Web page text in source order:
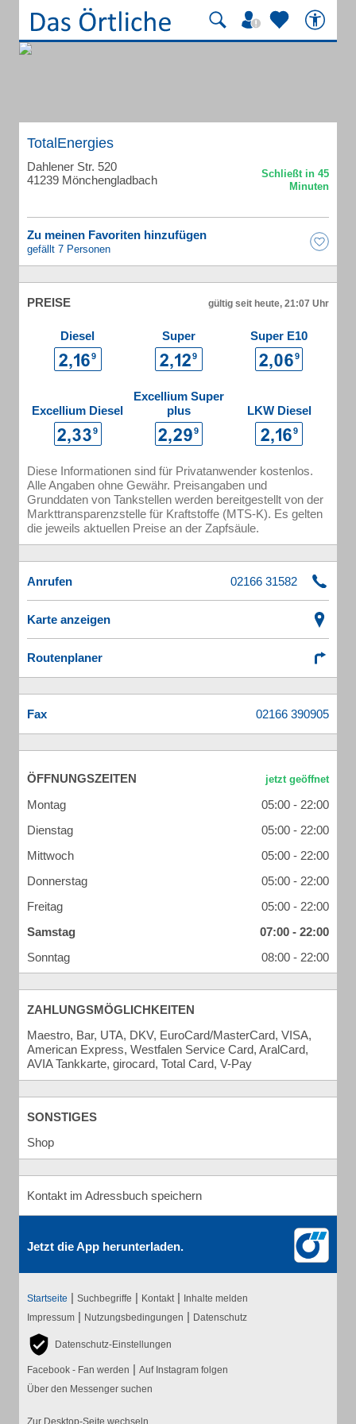
TotalEnergies
Dahlener Str. 520
41239 Mönchengladbach
Zu meinen Favoriten hinzufügen
gefällt 7 Personen
PREISE gültig seit heute, 21:07 Uhr
Diesel Super Super E10
Excellium Diesel
Excellium Super
plus
LKW Diesel
Diese Informationen sind für Privatanwender kostenlos.
Alle Angaben ohne Gewähr. Preisangaben und
Grunddaten von Tankstellen werden bereitgestellt von der
Markttransparenzstelle für Kraftstoffe (MTS-K). Es gelten
die jeweils aktuellen Preise an der Zapfsäule.
Anrufen
Karte anzeigen
Routenplaner
Fax
ÖFFNUNGSZEITEN
Montag
05:00 - 22:00
Dienstag
05:00 - 22:00
Mittwoch
05:00 - 22:00
Donnerstag
05:00 - 22:00
Freitag
05:00 - 22:00
Samstag
07:00 - 22:00
Sonntag
08:00 - 22:00
ZAHLUNGSMÖGLICHKEITEN
Maestro, Bar, UTA, DKV, EuroCard/MasterCard, VISA,
American Express, Westfalen Service Card, AralCard,
AVIA Tankkarte, girocard, Total Card, V-Pay
SONSTIGES
Shop
Kontakt im Adressbuch speichern
Jetzt die App herunterladen.
Startseite | Suchbegriffe | Kontakt | Inhalte melden
Impressum | Nutzungsbedingungen | Datenschutz
Datenschutz-Einstellungen
Facebook - Fan werden | Auf Instagram folgen
Über den Messenger suchen
Zur Desktop-Seite wechseln